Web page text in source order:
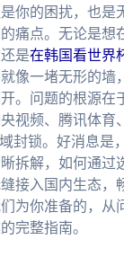
你的困扰，也是
痛点。无论是想
是在韩国看世界
像一堵无形的墙
。问题的根源在
视频、腾讯体育
封锁。好消息是
拆解，如何通过
接入国内生态，
为你准备的，从
完整指南。